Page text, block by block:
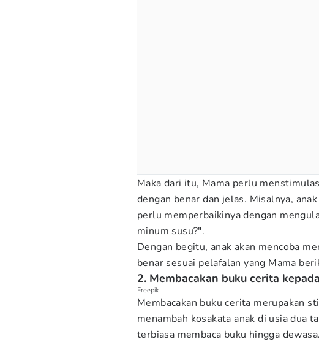
Maka dari itu, Mama perlu
dengan benar dan jelas. Misalnya,
perlu memperbaikinya dengan
minum susu?".
Dengan begitu, anak akan mencoba
benar sesuai pelafalan yang Mama
2. Membacakan buku cerita
Freepik
Membacakan buku cerita merupakan
menambah kosakata anak di usia dua
terbiasa membaca buku hingga dewasa.